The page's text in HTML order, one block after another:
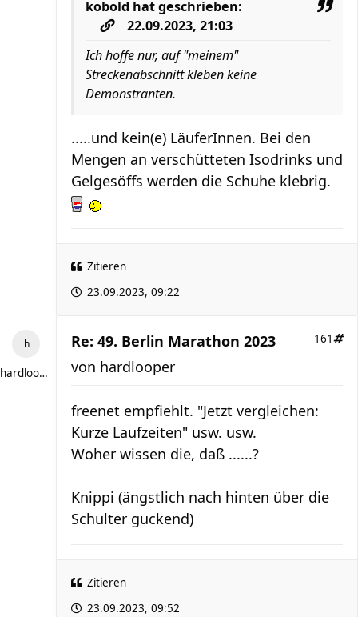
kobold hat geschrieben:
22.09.2023, 21:03
Ich hoffe nur, auf "meinem"
Streckenabschnitt kleben keine
Demonstranten.
.....und kein(e) LäuferInnen. Bei den
Mengen an verschütteten Isodrinks und
Gelgesöffs werden die Schuhe klebrig.
Zitieren
23.09.2023, 09:22
hardlooper
Re: 49. Berlin Marathon 2023 161
von hardlooper
freenet empfiehlt. "Jetzt vergleichen:
Kurze Laufzeiten" usw. usw.
Woher wissen die, daß ......?
Knippi (ängstlich nach hinten über die
Schulter guckend)
Zitieren
23.09.2023, 09:52